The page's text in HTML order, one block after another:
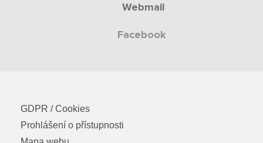
Webmail
Facebook
GDPR / Cookies
Prohlášení o přístupnosti